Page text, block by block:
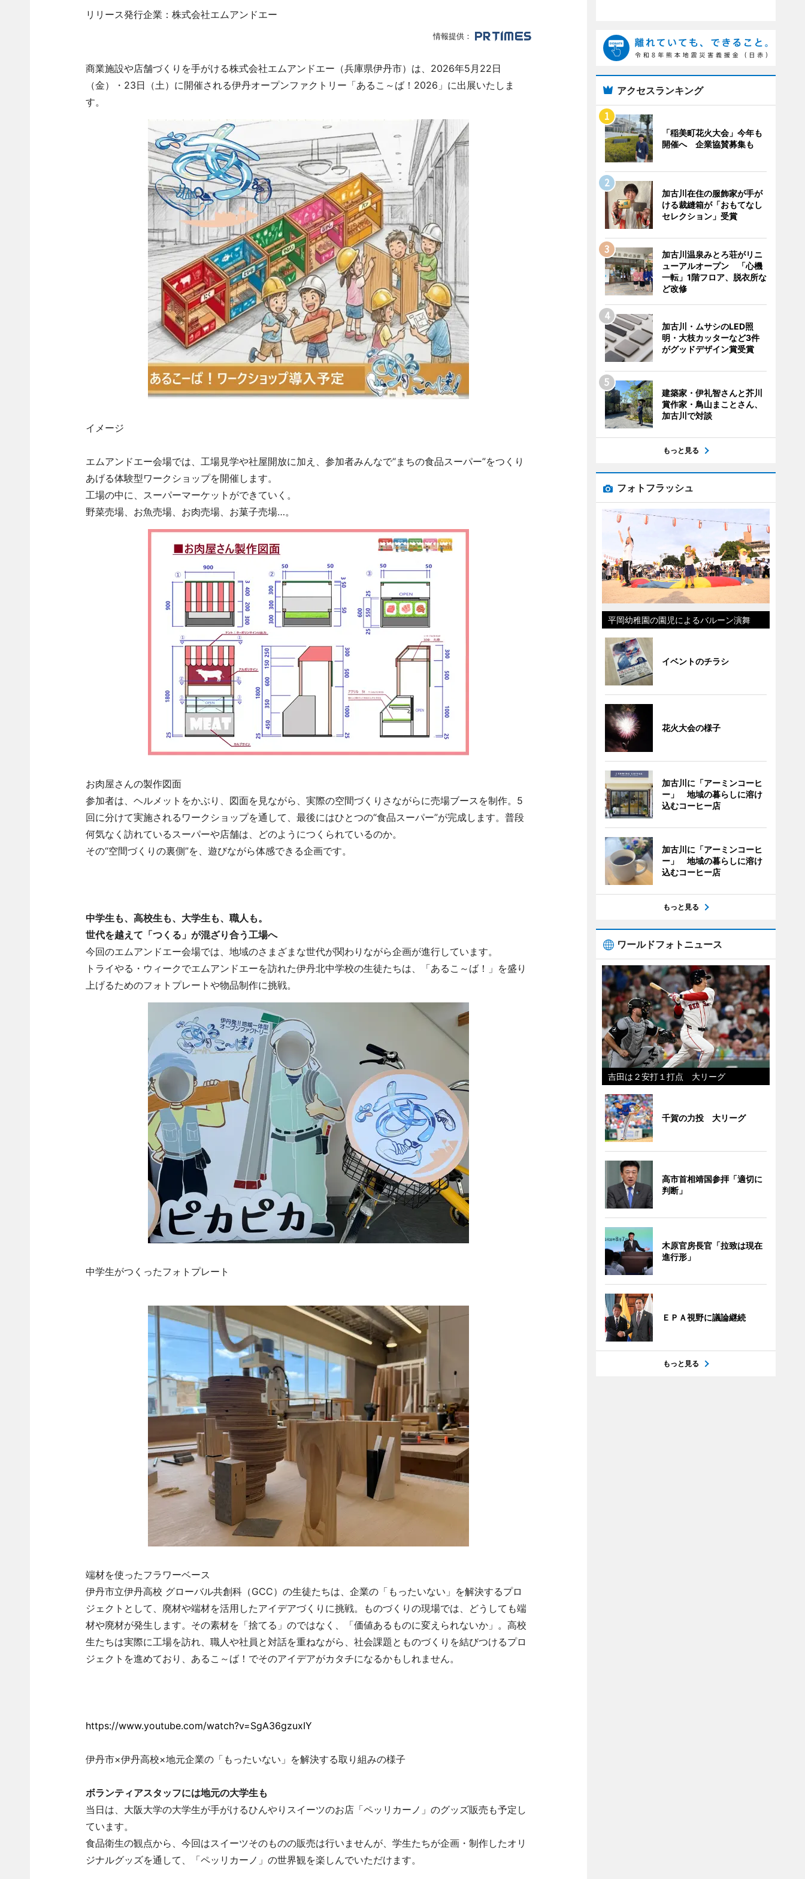
リリース発行企業：株式会社エムアンドエー
情報提供：
商業施設や店舗づくりを手がける株式会社エムアンドエー（兵庫県伊丹市）は、2026年5月22日
（金）・23日（土）に開催される伊丹オープンファクトリー「あるこ～ば！2026」に出展いたしま
す。
イメージ
エムアンドエー会場では、工場見学や社屋開放に加え、参加者みんなで“まちの食品スーパー”をつくり
あげる体験型ワークショップを開催します。
工場の中に、スーパーマーケットができていく。
野菜売場、お魚売場、お肉売場、お菓子売場…。
お肉屋さんの製作図面
参加者は、ヘルメットをかぶり、図面を見ながら、実際の空間づくりさながらに売場ブースを制作。5
回に分けて実施されるワークショップを通して、最後にはひとつの“食品スーパー”が完成します。普段
何気なく訪れているスーパーや店舗は、どのようにつくられているのか。
その“空間づくりの裏側”を、遊びながら体感できる企画です。
中学生も、高校生も、大学生も、職人も。
世代を越えて「つくる」が混ざり合う工場へ
今回のエムアンドエー会場では、地域のさまざまな世代が関わりながら企画が進行しています。
トライやる・ウィークでエムアンドエーを訪れた伊丹北中学校の生徒たちは、「あるこ～ば！」を盛り
上げるためのフォトプレートや物品制作に挑戦。
中学生がつくったフォトプレート
端材を使ったフラワーベース
伊丹市立伊丹高校 グローバル共創科（GCC）の生徒たちは、企業の「もったいない」を解決するプロ
ジェクトとして、廃材や端材を活用したアイデアづくりに挑戦。ものづくりの現場では、どうしても端
材や廃材が発生します。その素材を「捨てる」のではなく、「価値あるものに変えられないか」。高校
生たちは実際に工場を訪れ、職人や社員と対話を重ねながら、社会課題とものづくりを結びつけるプロ
ジェクトを進めており、あるこ～ば！でそのアイデアがカタチになるかもしれません。
https://www.youtube.com/watch?v=SgA36gzuxIY
伊丹市×伊丹高校×地元企業の「もったいない」を解決する取り組みの様子
ボランティアスタッフには地元の大学生も
当日は、大阪大学の大学生が手がけるひんやりスイーツのお店「ペッリカーノ」のグッズ販売も予定し
ています。
食品衛生の観点から、今回はスイーツそのものの販売は行いませんが、学生たちが企画・制作したオリ
ジナルグッズを通して、「ペッリカーノ」の世界観を楽しんでいただけます。
アクセスランキング
「稲美町花火大会」今年も
開催へ 企業協賛募集も
加古川在住の服飾家が手が
ける裁縫箱が「おもてなし
セレクション」受賞
加古川温泉みとろ荘がリニ
ューアルオープン 「心機
一転」1階フロア、脱衣所な
ど改修
加古川・ムサシのLED照
明・大枝カッターなど3件
がグッドデザイン賞受賞
建築家・伊礼智さんと芥川
賞作家・鳥山まことさん、
加古川で対談
もっと見る
フォトフラッシュ
平岡幼稚園の園児によるバルーン演舞
イベントのチラシ
花火大会の様子
加古川に「アーミンコーヒ
ー」 地域の暮らしに溶け
込むコーヒー店
加古川に「アーミンコーヒ
ー」 地域の暮らしに溶け
込むコーヒー店
もっと見る
ワールドフォトニュース
吉田は２安打１打点 大リーグ
千賀の力投 大リーグ
高市首相靖国参拝「適切に
判断」
木原官房長官「拉致は現在
進行形」
ＥＰＡ視野に議論継続
もっと見る